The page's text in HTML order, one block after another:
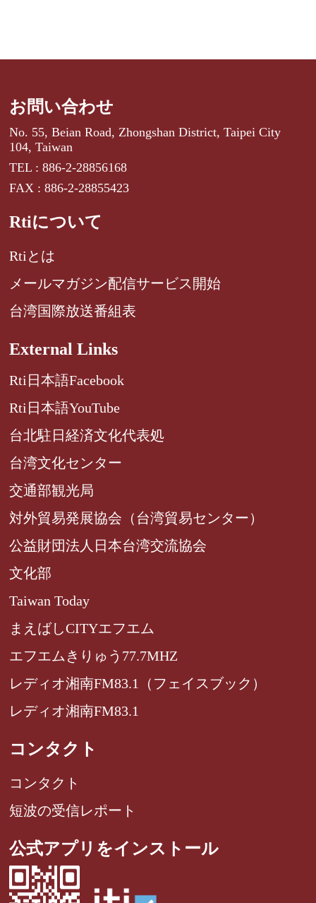
お問い合わせ
No. 55, Beian Road, Zhongshan District, Taipei City
104, Taiwan
TEL : 886-2-28856168
FAX : 886-2-28855423
Rtiについて
Rtiとは
メールマガジン配信サービス開始
台湾国際放送番組表
External Links
Rti日本語Facebook
Rti日本語YouTube
台北駐日経済文化代表処
台湾文化センター
交通部観光局
対外貿易発展協会（台湾貿易センター）
公益財団法人日本台湾交流協会
文化部
Taiwan Today
まえばしCITYエフエム
エフエムきりゅう77.7MHZ
レディオ湘南FM83.1（フェイスブック）
レディオ湘南FM83.1
コンタクト
コンタクト
短波の受信レポート
公式アプリをインストール